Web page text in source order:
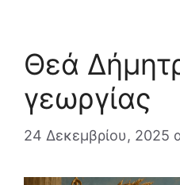
Θεά
γεωργίας
24 Δεκεμβρίου, 2025